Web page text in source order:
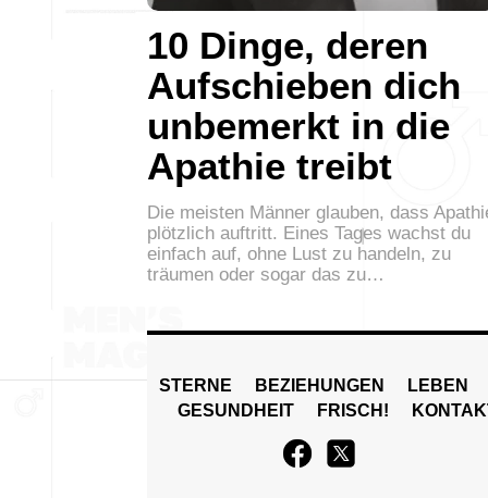
10 Dinge, deren
Aufschieben dich
unbemerkt in die
Apathie treibt
Die meisten Männer glauben, dass
plötzlich auftritt. Eines Tages wachst du
einfach auf, ohne Lust zu handeln, zu
träumen oder sogar das zu…
STERNE BEZIEHUNGEN
LEBEN
GESUNDHEIT
FRISCH!